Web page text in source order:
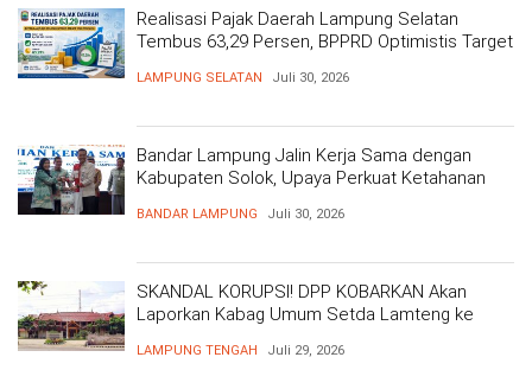
Realisasi Pajak Daerah Lampung Selatan
Tembus 63,29 Persen, BPPRD Optimistis Target
LAMPUNG SELATAN Juli 30, 2026
Bandar Lampung Jalin Kerja Sama dengan
Kabupaten Solok, Upaya Perkuat Ketahanan
BANDAR LAMPUNG Juli 30, 2026
SKANDAL KORUPSI! DPP KOBARKAN Akan
Laporkan Kabag Umum Setda Lamteng ke
LAMPUNG TENGAH Juli 29, 2026